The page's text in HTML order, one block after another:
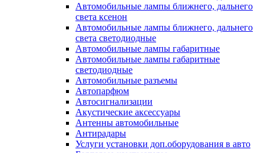
Автомобильные лампы ближнего, дальнего
света ксенон
Автомобильные лампы ближнего, дальнего
света светодиодные
Автомобильные лампы габаритные
Автомобильные лампы габаритные
светодиодные
Автомобильные разъемы
Автопарфюм
Автосигнализации
Акустические аксессуары
Антенны автомобильные
Антирадары
Услуги установки доп.оборудования в авто